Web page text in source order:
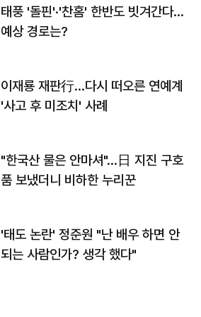
태풍 '돌핀'·'찬홈' 한반도 빗겨간다…
예상 경로는?
이재룡 재판行…다시 떠오른 연예계
'사고 후 미조치' 사례
"한국산 물은 안마셔"…日 지진 구호
품 보냈더니 비하한 누리꾼
'태도 논란' 정준원 "난 배우 하면 안
되는 사람인가? 생각 했다"